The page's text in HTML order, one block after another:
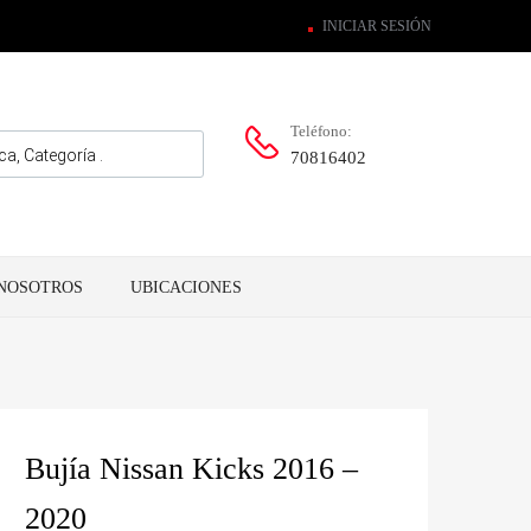
INICIAR SESIÓN
Teléfono:
70816402
UBICACIONES
Bujía Nissan Kicks 2016 –
2020